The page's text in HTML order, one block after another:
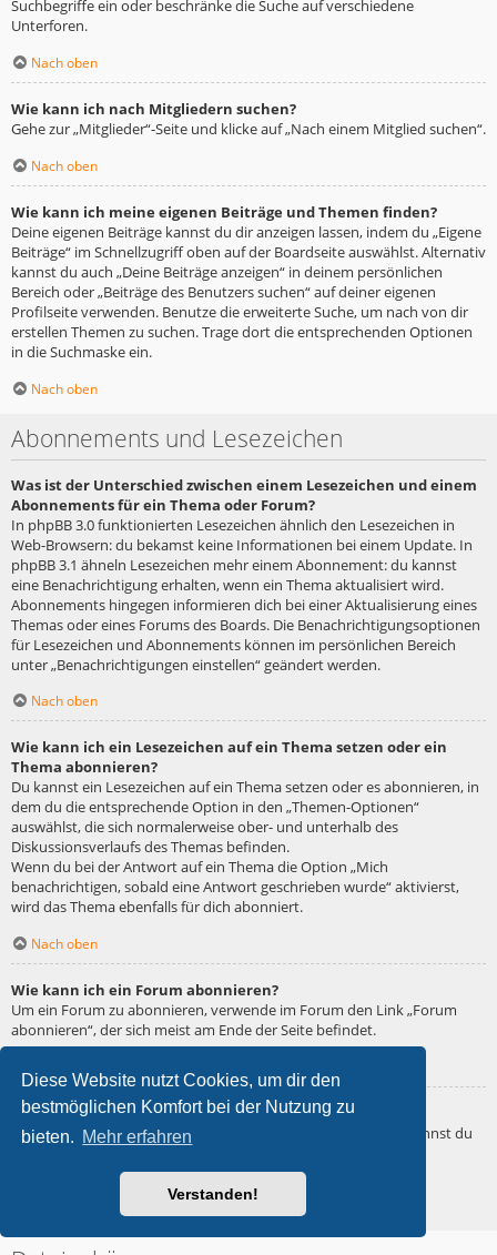
Diese Website nutzt Cookies, um dir den
bestmöglichen Komfort bei der Nutzung zu
bieten. Mehr erfahren
Verstanden!
Suchbegriffe ein oder beschränke die Suche auf verschiedene
Unterforen.
Nach oben
Wie kann ich nach Mitgliedern suchen?
Gehe zur „Mitglieder“-Seite und klicke auf „Nach einem Mitglied suchen“.
Nach oben
Wie kann ich meine eigenen Beiträge und Themen finden?
Deine eigenen Beiträge kannst du dir anzeigen lassen, indem du „Eigene
Beiträge“ im Schnellzugriff oben auf der Boardseite auswählst. Alternativ
kannst du auch „Deine Beiträge anzeigen“ in deinem persönlichen
Bereich oder „Beiträge des Benutzers suchen“ auf deiner eigenen
Profilseite verwenden. Benutze die erweiterte Suche, um nach von dir
erstellen Themen zu suchen. Trage dort die entsprechenden Optionen
in die Suchmaske ein.
Nach oben
Abonnements und Lesezeichen
Was ist der Unterschied zwischen einem Lesezeichen und einem
Abonnements für ein Thema oder Forum?
In phpBB 3.0 funktionierten Lesezeichen ähnlich den Lesezeichen in
Web-Browsern: du bekamst keine Informationen bei einem Update. In
phpBB 3.1 ähneln Lesezeichen mehr einem Abonnement: du kannst
eine Benachrichtigung erhalten, wenn ein Thema aktualisiert wird.
Abonnements hingegen informieren dich bei einer Aktualisierung eines
Themas oder eines Forums des Boards. Die Benachrichtigungsoptionen
für Lesezeichen und Abonnements können im persönlichen Bereich
unter „Benachrichtigungen einstellen“ geändert werden.
Nach oben
Wie kann ich ein Lesezeichen auf ein Thema setzen oder ein
Thema abonnieren?
Du kannst ein Lesezeichen auf ein Thema setzen oder es abonnieren, in
dem du die entsprechende Option in den „Themen-Optionen“
auswählst, die sich normalerweise ober- und unterhalb des
Diskussionsverlaufs des Themas befinden.
Wenn du bei der Antwort auf ein Thema die Option „Mich
benachrichtigen, sobald eine Antwort geschrieben wurde“ aktivierst,
wird das Thema ebenfalls für dich abonniert.
Nach oben
Wie kann ich ein Forum abonnieren?
Um ein Forum zu abonnieren, verwende im Forum den Link „Forum
abonnieren“, der sich meist am Ende der Seite befindet.
Wie deaktiviere ich meine Abonnements?
Wenn du mehrere Abonnements deaktivieren möchtest, so kannst du
verwalten“ machen.